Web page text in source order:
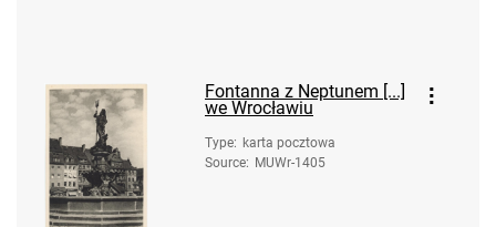
Fontanna z Neptunem [...]
we Wrocławiu
Type: karta pocztowa
Source: MUWr-1405